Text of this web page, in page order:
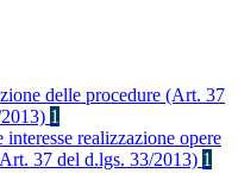
delle procedure (Art. 37
1
realizzazione opere
37 del d.lgs. 33/2013) 1